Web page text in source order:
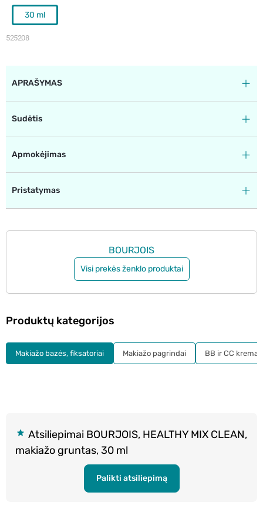
525208
30 ml
APRAŠYMAS
Sudėtis
Apmokėjimas
Pristatymas
BOURJOIS
Visi prekės ženklo produktai
Atsiliepimai BOURJOIS, HEALTHY MIX CLEAN,
makiažo gruntas, 30 ml
Palikti atsiliepimą
Produktų kategorijos
Makiažo bazės, fiksatoriai Makiažo pagrindai BB ir CC kremai